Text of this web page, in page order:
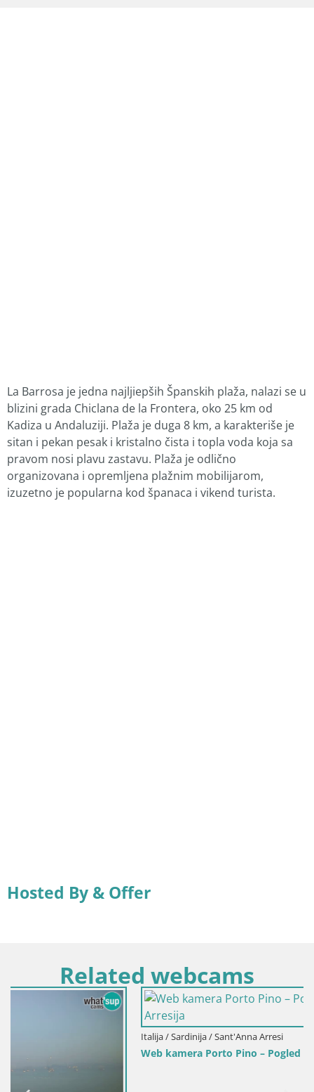
La Barrosa je jedna najljiepših Španskih plaža, nalazi se u
blizini grada Chiclana de la Frontera, oko 25 km od
Kadiza u Andaluziji. Plaža je duga 8 km, a karakteriše je
sitan i pekan pesak i kristalno čista i topla voda koja sa
pravom nosi plavu zastavu. Plaža je odlično
organizovana i opremljena plažnim mobilijarom,
izuzetno je popularna kod španaca i vikend turista.
Hosted By & Offer
Related webcams
Italija / Sardinija / Sant'Anna Arresi
Web kamera Porto Pino – Pogled uživo iz Sant’Anna